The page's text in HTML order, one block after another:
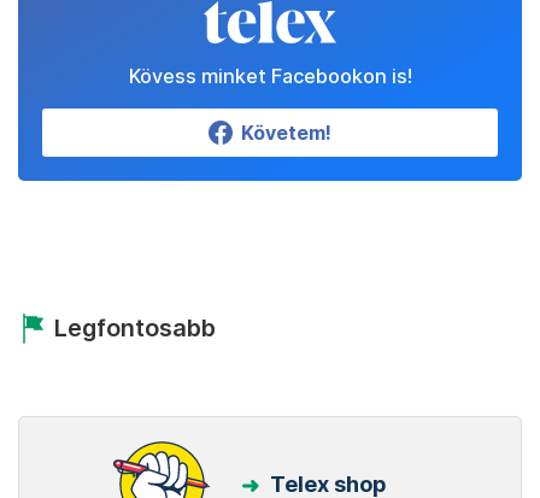
Kövess minket Facebookon is!
Követem!
Legfontosabb
Telex shop